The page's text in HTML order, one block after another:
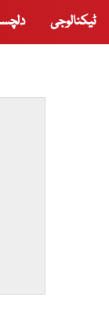
ٹیکنالوجی